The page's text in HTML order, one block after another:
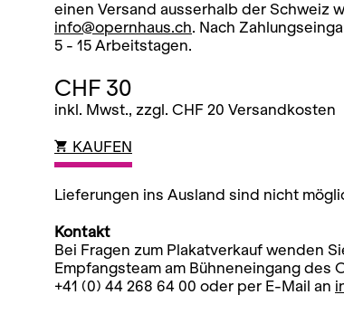
einen Versand ausserhalb der Schweiz
info@opernhaus.ch. Nach
5 - 15 Arbeitstagen.
CHF 30
inkl. Mwst., zzgl. CHF 20 Versandkosten
KAUFEN
Lieferungen ins Ausland sind nicht
Kontakt
Bei Fragen zum Plakatverkauf wenden
Empfangsteam am Bühneneingang des
+41 (0) 44 268 64 00 oder per E-Mail an